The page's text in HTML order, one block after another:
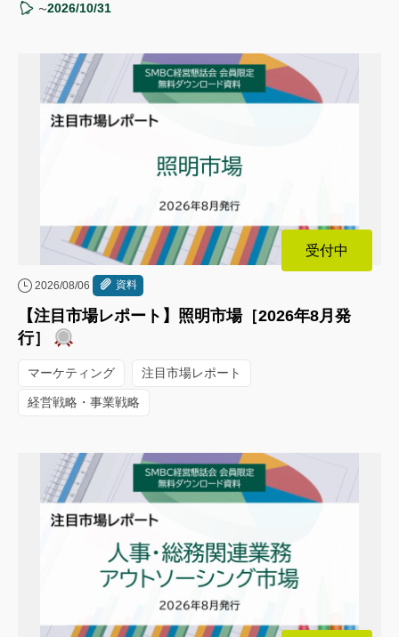
〜2026/10/31
受付中
2026/08/06 資料
【注目市場レポート】照明市場［2026年8月発
行］
マーケティング 注目市場レポート
経営戦略・事業戦略